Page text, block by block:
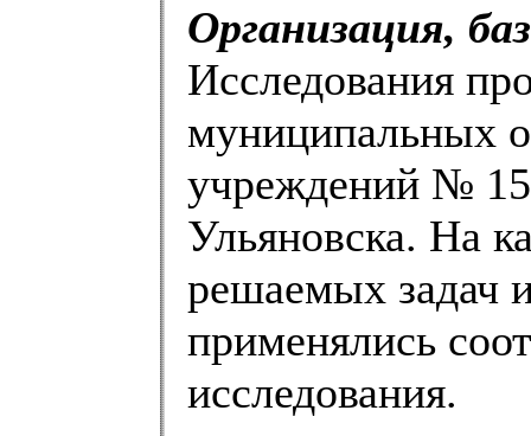
Организация,
Исследования
муниципальных
учреждений №
Ульяновска. На
решаемых задач
применялись
исследования.